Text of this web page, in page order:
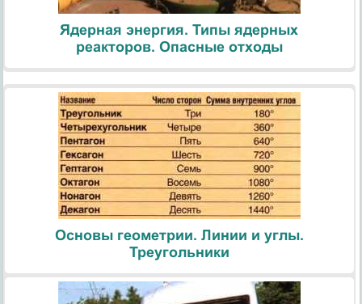
Ядерная энергия. Типы ядерных
реакторов. Опасные отходы
Основы геометрии. Линии и углы.
Треугольники